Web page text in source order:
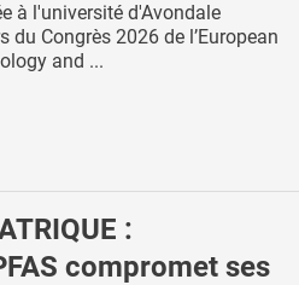
à l'université d'Avondale
du Congrès 2026 de l’European
and ...
:
compromet ses